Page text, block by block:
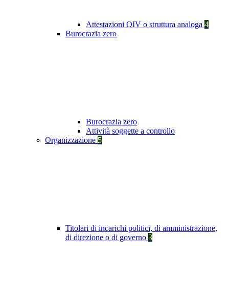
Attestazioni OIV o struttura analoga 4
Burocrazia zero
Burocrazia zero
Attività soggette a controllo
Organizzazione 5
Titolari di incarichi politici, di amministrazione,
di direzione o di governo 3